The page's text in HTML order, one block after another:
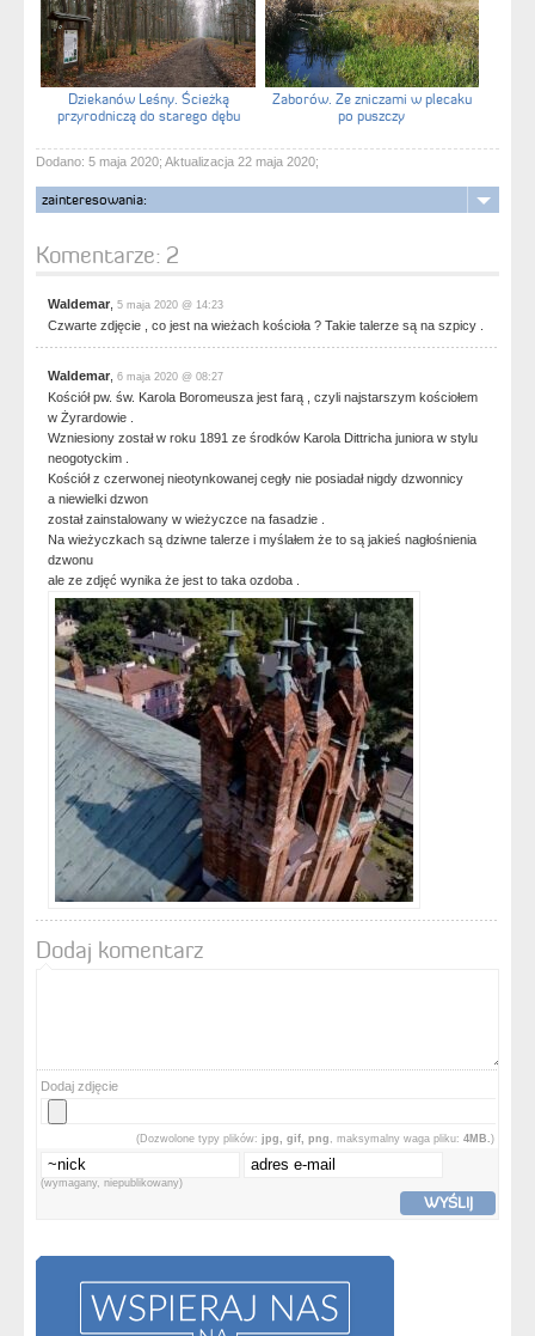
Dziekanów Leśny. Ścieżką
przyrodniczą do starego dębu
Zaborów. Ze zniczami w plecaku
po puszczy
Dodano: 5 maja 2020; Aktualizacja 22 maja 2020;
zainteresowania:
Komentarze: 2
Waldemar 5 maja 2020 @ 14:23
Czwarte zdjęcie , co jest na wieżach kościoła ? Takie talerze są na szpicy .
Waldemar 6 maja 2020 @ 08:27
Kościół pw. św. Karola Boromeusza jest farą , czyli najstarszym kościołem
w Żyrardowie .
Wzniesiony został w roku 1891 ze środków Karola Dittricha juniora w stylu
neogotyckim .
Kościół z czerwonej nieotynkowanej cegły nie posiadał nigdy dzwonnicy
a niewielki dzwon
został zainstalowany w wieżyczce na fasadzie .
Na wieżyczkach są dziwne talerze i myślałem że to są jakieś nagłośnienia
dzwonu
ale ze zdjęć wynika że jest to taka ozdoba .
Dodaj komentarz
Dodaj zdjęcie
(Dozwolone typy plików: jpg, gif, png , maksymalny waga pliku: 4MB. )
(wymagany, niepublikowany)
WYŚLIJ